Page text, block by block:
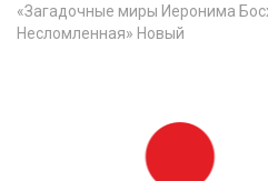
«Загадочные миры Иеронима
Несломленная» Новый